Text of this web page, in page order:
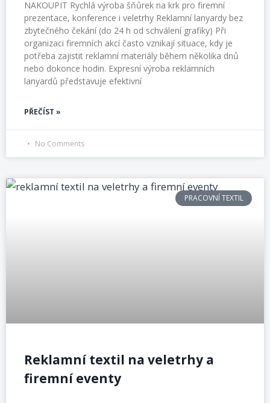
NAKOUPIT Rychlá výroba šňůrek na krk pro firemní
prezentace, konference i veletrhy Reklamní lanyardy bez
zbytečného čekání (do 24 h od schválení grafiky) Při
organizaci firemních akcí často vznikají situace, kdy je
potřeba zajistit reklamní materiály během několika dnů
nebo dokonce hodin. Expresní výroba reklamních
lanyardů představuje efektivní
PŘEČÍST »
No Comments
PRACOVNÍ TEXTIL
Reklamní textil na veletrhy a
firemní eventy